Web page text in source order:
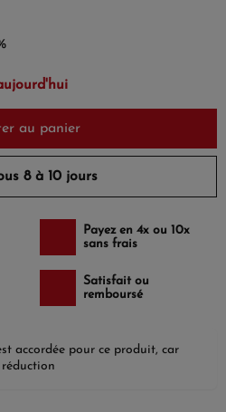
au panier
8 à 10 jours
Payez en 4x ou 10x
sans frais
Satisfait ou
remboursé
accordée pour ce produit, car